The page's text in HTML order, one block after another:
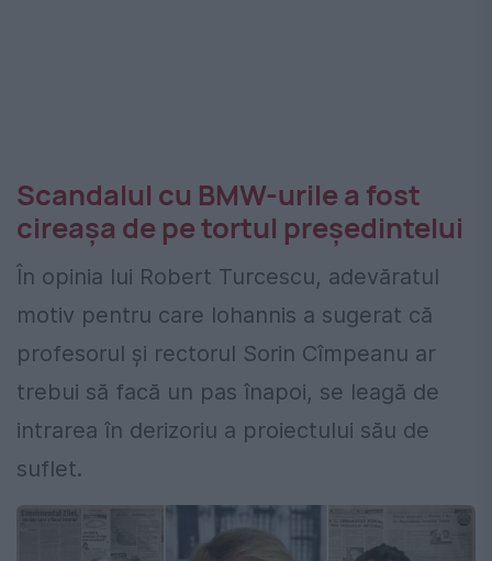
Scandalul cu BMW-urile a fost
cireașa de pe tortul președintelui
În opinia lui Robert Turcescu, adevăratul
motiv pentru care Iohannis a sugerat că
profesorul și rectorul Sorin Cîmpeanu ar
trebui să facă un pas înapoi, se leagă de
intrarea în derizoriu a proiectului său de
suflet.